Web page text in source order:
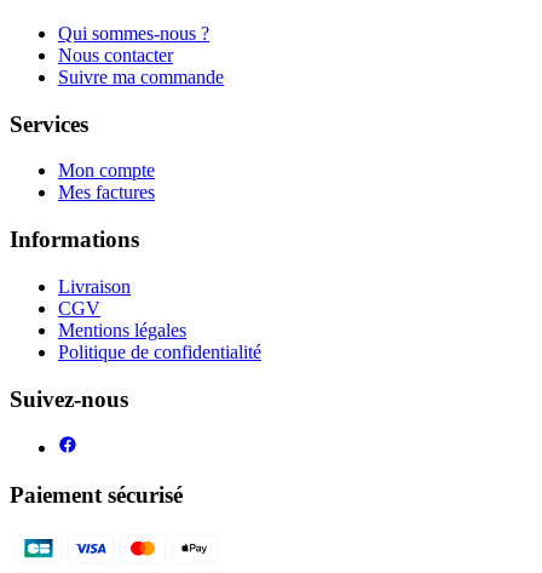
Qui sommes-nous ?
Nous contacter
Suivre ma commande
Services
Mon compte
Mes factures
Informations
Livraison
CGV
Mentions légales
Politique de confidentialité
Suivez-nous
Paiement sécurisé